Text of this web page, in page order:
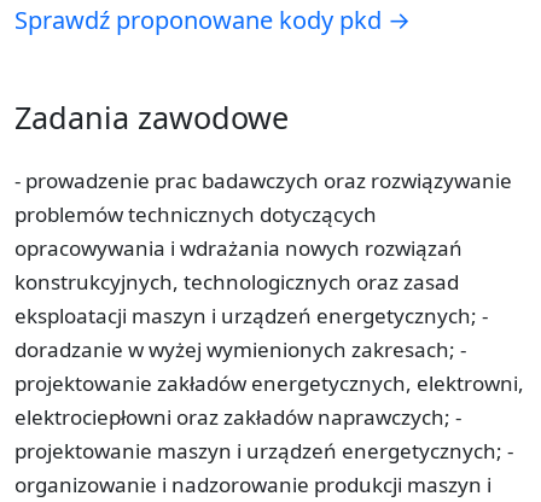
Sprawdź proponowane kody pkd →
Zadania zawodowe
- prowadzenie prac badawczych oraz rozwiązywanie
problemów technicznych dotyczących
opracowywania i wdrażania nowych rozwiązań
konstrukcyjnych, technologicznych oraz zasad
eksploatacji maszyn i urządzeń energetycznych; -
doradzanie w wyżej wymienionych zakresach; -
projektowanie zakładów energetycznych, elektrowni,
elektrociepłowni oraz zakładów naprawczych; -
projektowanie maszyn i urządzeń energetycznych; -
organizowanie i nadzorowanie produkcji maszyn i